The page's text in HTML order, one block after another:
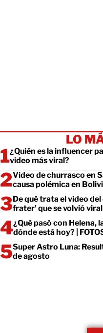
LO
¿Quién es la influencer
video más viral?
Video de churrasco en
causa polémica en
De qué trata el video
frater’ que se volvió
¿Qué pasó con Helena,
dónde está hoy? |
Super Astro Luna:
de agosto